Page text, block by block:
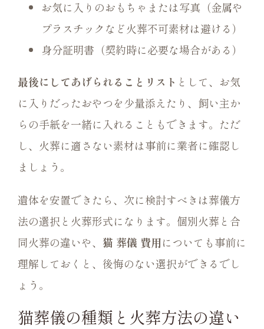
お気に入りのおもちゃまたは写真（金属や
プラスチックなど火葬不可素材は避ける）
身分証明書（契約時に必要な場合がある）
最後にしてあげられることリスト として、お気
に入りだったおやつを少量添えたり、飼い主か
らの手紙を一緒に入れることもできます。ただ
し、火葬に適さない素材は事前に業者に確認し
ましょう。
遺体を安置できたら、次に検討すべきは葬儀方
法の選択と火葬形式になります。個別火葬と合
同火葬の違いや、 猫 葬儀 費用についても事前に
理解しておくと、後悔のない選択ができるでし
ょう。
猫葬儀の種類と火葬方法の違い